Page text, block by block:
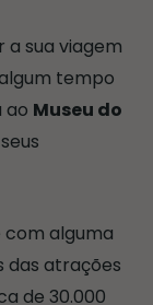
a sua viagem
tempo
ao Museu do
com alguma
das atrações
de 30.000